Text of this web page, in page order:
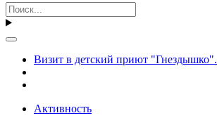
Визит в детский приют "Гнездышко".
Активность